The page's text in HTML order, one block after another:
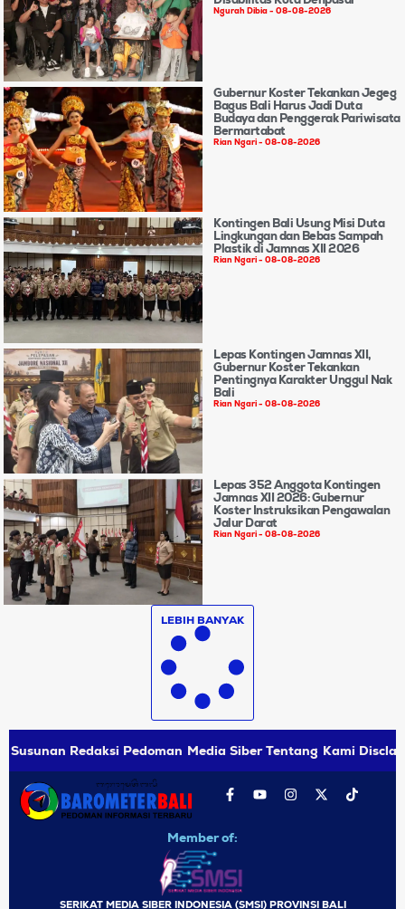
Ngurah Dibia 08-08-2026
Gubernur Koster Tekankan Jegeg
Bagus Bali Harus Jadi Duta
Budaya dan Penggerak Pariwisata
Bermartabat
Rian Ngari 08-08-2026
Kontingen Bali Usung Misi Duta
Lingkungan dan Bebas Sampah
Plastik di Jamnas XII 2026
Rian Ngari 08-08-2026
Lepas Kontingen Jamnas XII,
Gubernur Koster Tekankan
Pentingnya Karakter Unggul Nak
Bali
Rian Ngari 08-08-2026
Lepas 352 Anggota Kontingen
Jamnas XII 2026: Gubernur
Koster Instruksikan Pengawalan
Jalur Darat
Rian Ngari 08-08-2026
LEBIH BANYAK
Susunan Redaksi Pedoman Media Siber Tentang Kami
Member of:
SERIKAT MEDIA SIBER INDONESIA (SMSI) PROVINSI BALI